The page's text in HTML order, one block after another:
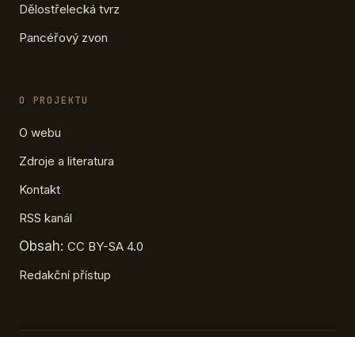
Dělostřelecká tvrz
Pancéřový zvon
O PROJEKTU
O webu
Zdroje a literatura
Kontakt
RSS kanál
Obsah: CC BY-SA 4.0
Redakční přístup